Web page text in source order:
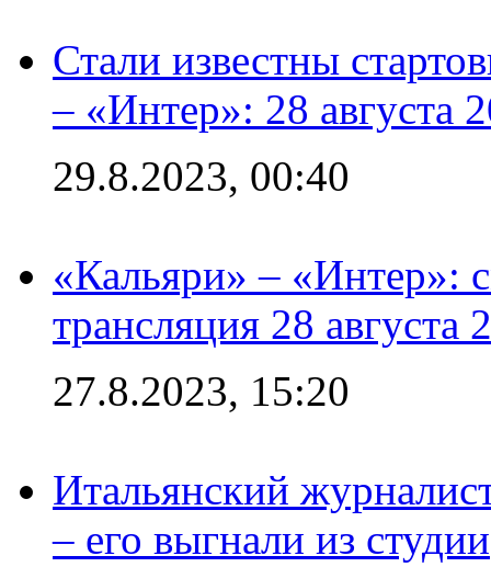
Стали известны
– «Интер»: 28 августа
29.8.2023, 00:40
«Кальяри» – «Интер»:
трансляция 28 августа
27.8.2023, 15:20
Итальянский
– его выгнали из студии